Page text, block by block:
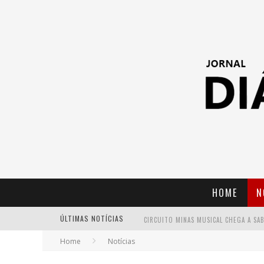
HOME
ÚLTIMAS NOTÍCIAS
Home Notícias